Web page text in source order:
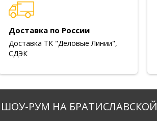
Доставка по России
Доставка ТК "Деловые Линии",
СДЭК
ШОУ-РУМ НА БРАТИСЛАВСКОЙ